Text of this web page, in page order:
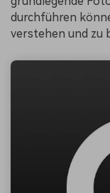
durchführen
verstehen und zu